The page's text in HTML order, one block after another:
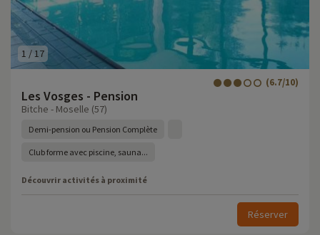
1 / 17
Les Vosges - Pension
(6.7/10)
Bitche - Moselle (57)
Demi-pension ou Pension Complète
Club forme avec piscine, sauna...
Découvrir activités à proximité
Réserver